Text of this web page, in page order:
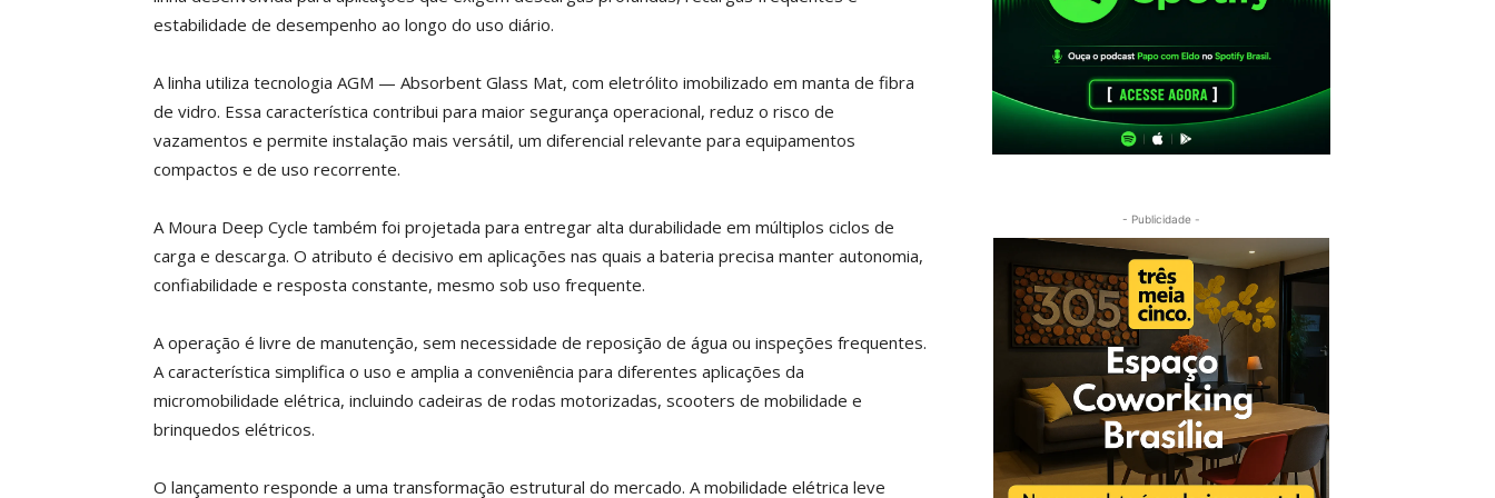
estabilidade de desempenho ao longo do uso diário.
A linha utiliza tecnologia AGM — Absorbent Glass Mat, com eletrólito imobilizado em manta de fibra
de vidro. Essa característica contribui para maior segurança operacional, reduz o risco de
vazamentos e permite instalação mais versátil, um diferencial relevante para equipamentos
compactos e de uso recorrente.
A Moura Deep Cycle também foi projetada para entregar alta durabilidade em múltiplos ciclos de
carga e descarga. O atributo é decisivo em aplicações nas quais a bateria precisa manter autonomia,
confiabilidade e resposta constante, mesmo sob uso frequente.
A operação é livre de manutenção, sem necessidade de reposição de água ou inspeções frequentes.
A característica simplifica o uso e amplia a conveniência para diferentes aplicações da
micromobilidade elétrica, incluindo cadeiras de rodas motorizadas, scooters de mobilidade e
brinquedos elétricos.
O lançamento responde a uma transformação estrutural do mercado. A mobilidade elétrica leve
- Publicidade -